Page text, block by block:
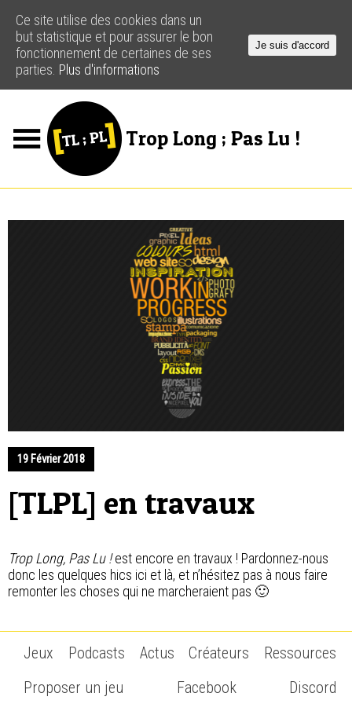
Trop Long ; Pas Lu !
Jeux
Podcasts
Actus
Créateurs
Ressources
Contact
19 Février 2018
[TLPL] en travaux
Trop Long, Pas Lu !est encore en travaux ! Pardonnez-nous
donc les quelques hics ici et là, et n’hésitez pas à nous faire
remonter les choses qui ne marcheraient pas 🙂
Jeux Podcasts Actus Créateurs
Ressources
Proposer un jeu
Facebook Discord
Ce site utilise des cookies dans un
but statistique et pour assurer le bon
fonctionnement de certaines de ses
parties. Plus d'informations
Je suis d'accord